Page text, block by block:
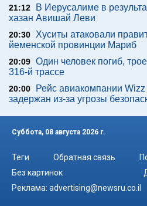
21:12
В Иерусалиме в
хазан Авишай Леви
20:30 Хуситы атаковали
йеменской провинции Мариб
20:09 Один человек погиб,
316-й трассе
20:00
Рейс авиакомпании
задержан из-за угрозы
Суббота, 08 августа 2026 г.
Теги Обратная связь
Без картинок
Реклама: advertising@newsru.co.il